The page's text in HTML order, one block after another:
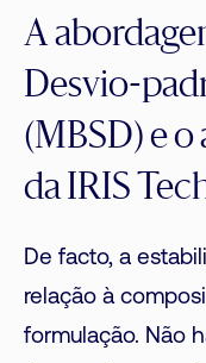
A
Desvio-
(MBSD) e
da IRIS
De facto, a
relação à
formulação. Não